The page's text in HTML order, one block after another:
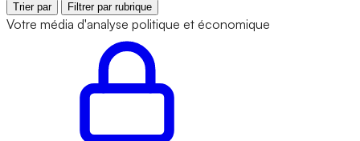
Trier par Filtrer par rubrique
Votre média d'analyse politique et économique